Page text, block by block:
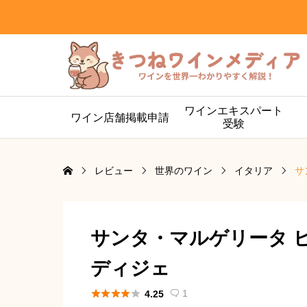
ワイン店舗掲載申請
ワインエキスパート
受験
レビュー 世界のワイン イタリア サ
サンタ・マルゲリータ
ディジェ
 4.25  1